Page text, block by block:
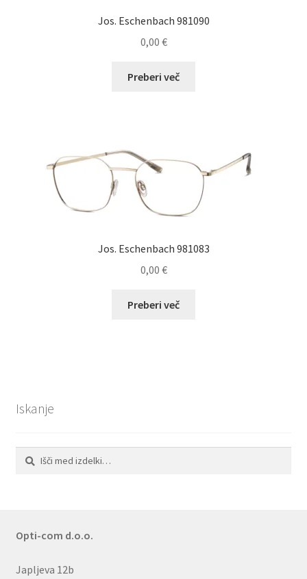
Jos. Eschenbach 981090
0,00 €
Preberi več
Jos. Eschenbach 981083
0,00 €
Preberi več
Iskanje
Išči:
Iskanje
Opti-com d.o.o.
Japljeva 12b